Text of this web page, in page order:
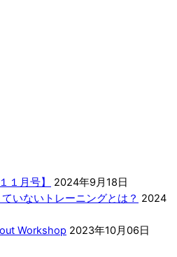
１月号】
2024年9月18日
いないトレーニングとは？ 2024
Workshop 2023年10月06日